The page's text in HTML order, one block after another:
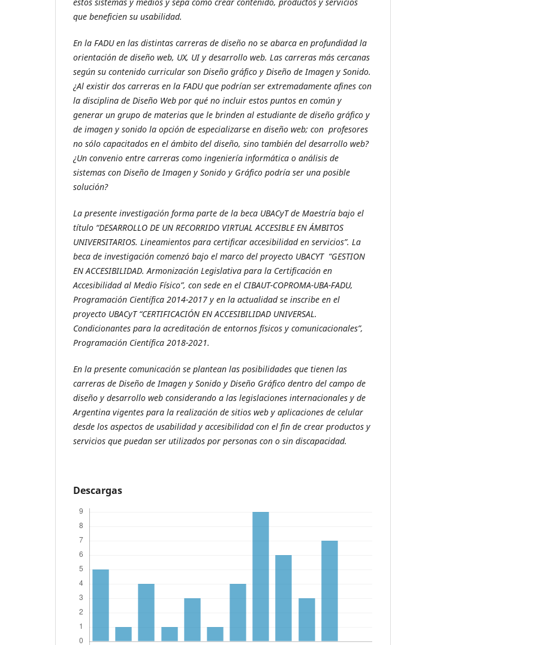
que beneficien su usabilidad.
En la FADU en las distintas carreras de diseño no se abarca en profundidad la
orientación de diseño web, UX, UI y desarrollo web. Las carreras más cercanas
según su contenido curricular son Diseño gráfico y Diseño de Imagen y Sonido.
¿Al existir dos carreras en la FADU que podrían ser extremadamente afines con
la disciplina de Diseño Web por qué no incluir estos puntos en común y
generar un grupo de materias que le brinden al estudiante de diseño gráfico y
de imagen y sonido la opción de especializarse en diseño web; con profesores
no sólo capacitados en el ámbito del diseño, sino también del desarrollo web?
¿Un convenio entre carreras como ingeniería informática o análisis de
sistemas con Diseño de Imagen y Sonido y Gráfico podría ser una posible
solución?
La presente investigación forma parte de la beca UBACyT de Maestría bajo el
título “DESARROLLO DE UN RECORRIDO VIRTUAL ACCESIBLE EN ÁMBITOS
UNIVERSITARIOS. Lineamientos para certificar accesibilidad en servicios”. La
beca de investigación comenzó bajo el marco del proyecto UBACYT “GESTION
EN ACCESIBILIDAD. Armonización Legislativa para la Certificación en
Accesibilidad al Medio Físico”, con sede en el CIBAUT-COPROMA-UBA-FADU,
Programación Científica 2014-2017 y en la actualidad se inscribe en el
proyecto UBACyT “CERTIFICACIÓN EN ACCESIBILIDAD UNIVERSAL.
Condicionantes para la acreditación de entornos físicos y comunicacionales”,
Programación Científica 2018-2021.
En la presente comunicación se plantean las posibilidades que tienen las
carreras de Diseño de Imagen y Sonido y Diseño Gráfico dentro del campo de
diseño y desarrollo web considerando a las legislaciones internacionales y de
Argentina vigentes para la realización de sitios web y aplicaciones de celular
desde los aspectos de usabilidad y accesibilidad con el fin de crear productos y
servicios que puedan ser utilizados por personas con o sin discapacidad.
Descargas